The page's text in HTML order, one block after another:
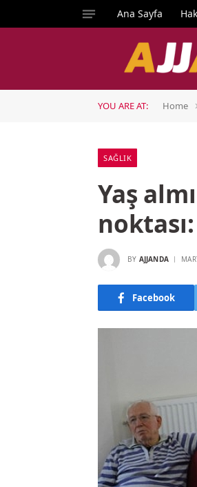
Ana Sayfa
YOU ARE AT: Home
SAĞLIK
Yaş
BY AJJANDA
Facebook